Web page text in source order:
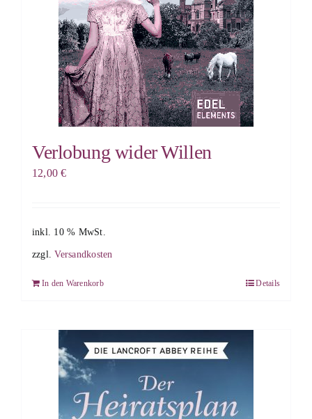
WooCommerce Warenkorb
Verlobung wider Willen
12,00€
inkl. 10 % MwSt.
zzgl.Versandkosten
In den Warenkorb Details